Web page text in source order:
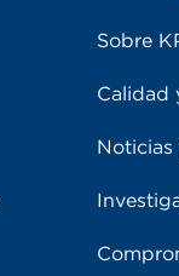
Sobre
Calidad
Noticias